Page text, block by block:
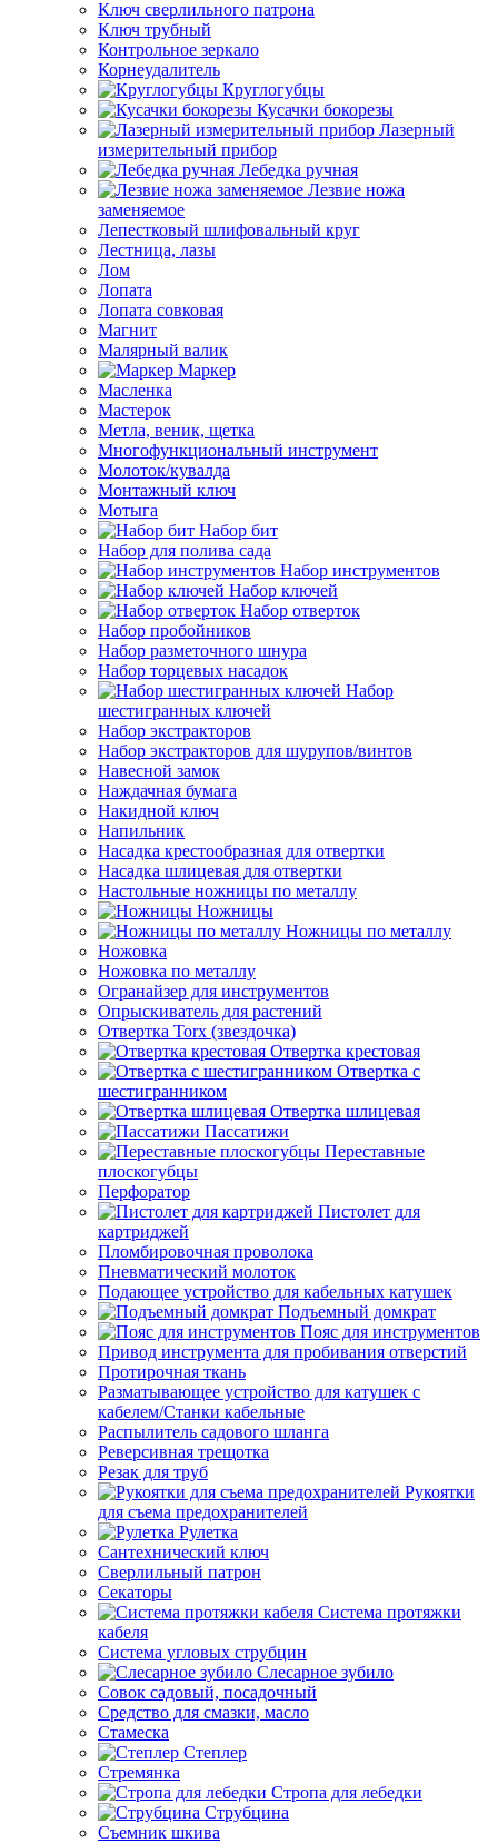
Ключ сверлильного патрона
Ключ трубный
Контрольное зеркало
Корнеудалитель
Круглогубцы
Кусачки бокорезы
Лазерный
измерительный прибор
Лебедка ручная
Лезвие ножа
заменяемое
Лепестковый шлифовальный круг
Лестница, лазы
Лом
Лопата
Лопата совковая
Магнит
Малярный валик
Маркер
Масленка
Мастерок
Метла, веник, щетка
Многофункциональный инструмент
Молоток/кувалда
Монтажный ключ
Мотыга
Набор бит
Набор для полива сада
Набор инструментов
Набор ключей
Набор отверток
Набор пробойников
Набор разметочного шнура
Набор торцевых насадок
Набор
шестигранных ключей
Набор экстракторов
Набор экстракторов для шурупов/винтов
Навесной замок
Наждачная бумага
Накидной ключ
Напильник
Насадка крестообразная для отвертки
Насадка шлицевая для отвертки
Настольные ножницы по металлу
Ножницы
Ножницы по металлу
Ножовка
Ножовка по металлу
Огранайзер для инструментов
Опрыскиватель для растений
Отвертка Torx (звездочка)
Отвертка крестовая
Отвертка с
шестигранником
Отвертка шлицевая
Пассатижи
Переставные
плоскогубцы
Перфоратор
Пистолет для
картриджей
Пломбировочная проволока
Пневматический молоток
Подающее устройство для кабельных катушек
Подъемный домкрат
Пояс для инструментов
Привод инструмента для пробивания отверстий
Протирочная ткань
Разматывающее устройство для катушек с
кабелем/Станки кабельные
Распылитель садового шланга
Реверсивная трещотка
Резак для труб
Рукоятки
для съема предохранителей
Рулетка
Сантехнический ключ
Сверлильный патрон
Секаторы
Система протяжки
кабеля
Система угловых струбцин
Слесарное зубило
Совок садовый, посадочный
Средство для смазки, масло
Стамеска
Степлер
Стремянка
Стропа для лебедки
Струбцина
Съемник шкива